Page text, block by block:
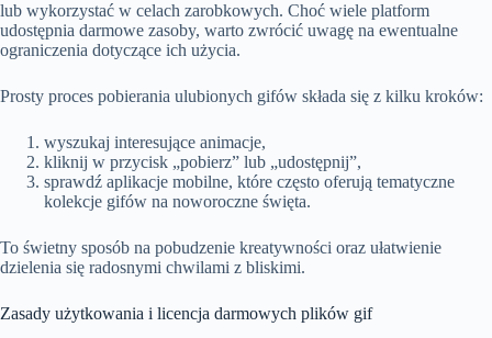
lub wykorzystać w celach zarobkowych. Choć wiele platform
udostępnia darmowe zasoby, warto zwrócić uwagę na ewentualne
ograniczenia dotyczące ich użycia.
Prosty proces pobierania ulubionych gifów składa się z kilku kroków:
wyszukaj interesujące animacje,
kliknij w przycisk „pobierz” lub „udostępnij”,
sprawdź aplikacje mobilne, które często oferują tematyczne
kolekcje gifów na noworoczne święta.
To świetny sposób na pobudzenie kreatywności oraz ułatwienie
dzielenia się radosnymi chwilami z bliskimi.
Zasady użytkowania i licencja darmowych plików gif